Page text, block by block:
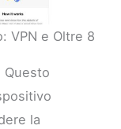
VPN e Oltre 8
Questo
la